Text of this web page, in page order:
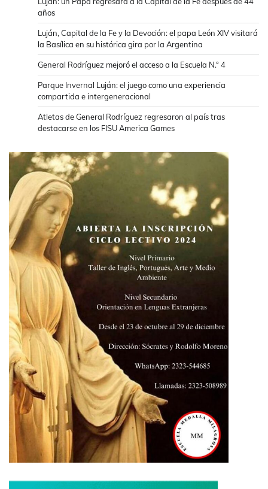
años
Luján, Capital de la Fe y la Devoción: el papa León XIV visitará
la Basílica en su histórica gira por la Argentina
General Rodríguez mejoró el acceso a la Escuela N.° 4
Parque Invernal Luján: el juego como una experiencia
compartida e intergeneracional
Atletas de General Rodríguez regresaron al país tras
destacarse en los FISU America Games